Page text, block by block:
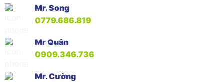
Mr. Song
0779.686.819
Mr Quân
0909.346.736
Mr. Cường